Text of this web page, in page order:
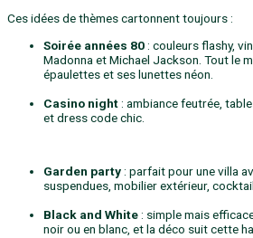
Ces idées de thèmes cartonnent toujours :
Soirée années 80 : couleurs flashy,
Madonna et Michael Jackson. Tout le
épaulettes et ses lunettes néon.
Casino night : ambiance feutrée,
et dress code chic.
Garden party : parfait pour une villa
suspendues, mobilier extérieur,
Black and White : simple mais
noir ou en blanc, et la déco suit cette